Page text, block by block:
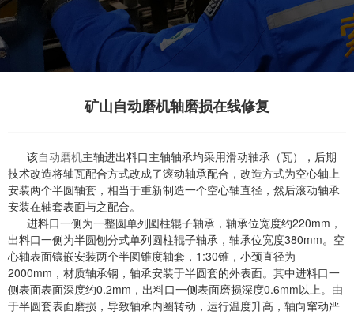
矿山自动磨机轴磨损在线修复
该自动磨机主轴进出料口主轴轴承均采用滑动轴承（瓦），后期
技术改造将轴瓦配合方式改成了滚动轴承配合，改造方式为空心轴上
安装两个半圆轴套，相当于重新制造一个空心轴直径，然后滚动轴承
安装在轴套表面与之配合。
进料口一侧为一整圆单列圆柱辊子轴承，轴承位宽度约220mm，
出料口一侧为半圆刨分式单列圆柱辊子轴承，轴承位宽度380mm。空
心轴表面镶嵌安装两个半圆锥度轴套，1:30锥，小颈直径为
2000mm，材质轴承钢，轴承安装于半圆套的外表面。其中进料口一
侧表面表面深度约0.2mm，出料口一侧表面磨损深度0.6mm以上。由
于半圆套表面磨损，导致轴承内圈转动，运行温度升高，轴向窜动严